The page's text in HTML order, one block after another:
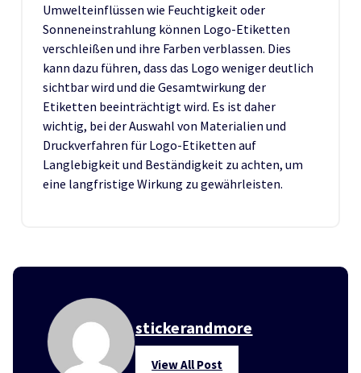
Umwelteinflüssen wie Feuchtigkeit oder
Sonneneinstrahlung können Logo-Etiketten
verschleißen und ihre Farben verblassen. Dies
kann dazu führen, dass das Logo weniger deutlich
sichtbar wird und die Gesamtwirkung der
Etiketten beeinträchtigt wird. Es ist daher
wichtig, bei der Auswahl von Materialien und
Druckverfahren für Logo-Etiketten auf
Langlebigkeit und Beständigkeit zu achten, um
eine langfristige Wirkung zu gewährleisten.
stickerandmore
View All Post